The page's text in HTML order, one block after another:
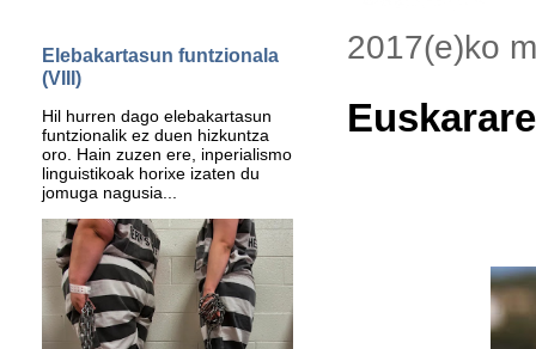
2017(e)ko
Elebakartasun funtzionala
(VIII)
Hil hurren dago elebakartasun
funtzionalik ez duen hizkuntza
oro. Hain zuzen ere, inperialismo
linguistikoak horixe izaten du
jomuga nagusia...